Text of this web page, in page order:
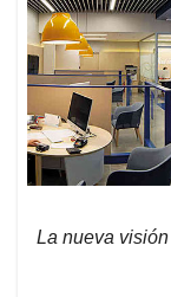
La nueva